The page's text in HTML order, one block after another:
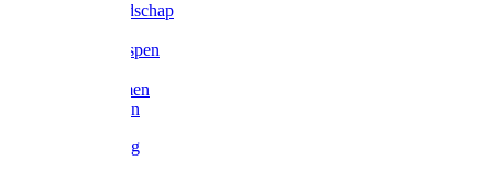
Meetgereedschap
Vijlen / Raspen
Lijmklemmen
Waterpassen
Bouwbeslag